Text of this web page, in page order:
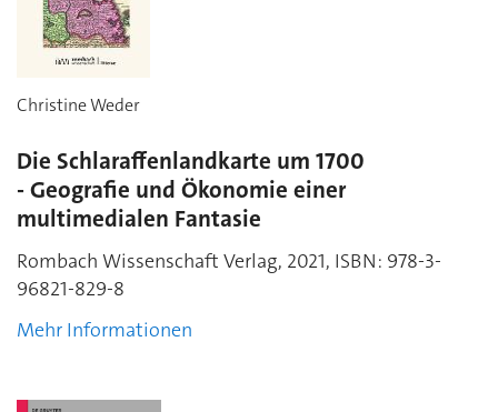
Christine Weder
Die Schlaraffenlandkarte um 1700
- Geografie und Ökonomie einer
multimedialen Fantasie
Rombach Wissenschaft Verlag, 2021, ISBN: 978-3-
96821-829-8
Mehr Informationen